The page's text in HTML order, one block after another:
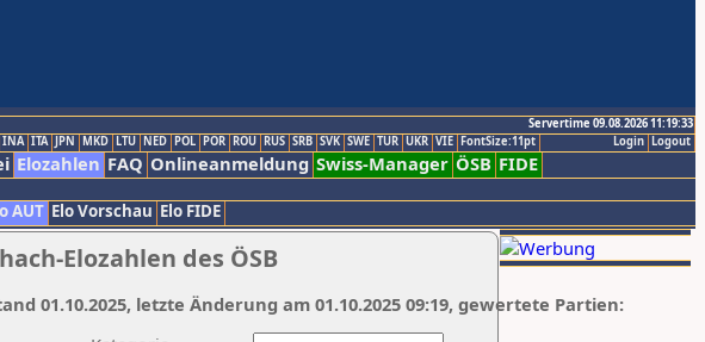
Servertime 09.08.2026 11:19:33
Logout
Login
INA ITA JPN MKD LTU NED POL POR ROU RUS SRB SVK SWE TUR UKR VIE FontSize:11pt
Elozahlen FAQ Onlineanmeldung Swiss-Manager ÖSB FIDE
AUT Elo Vorschau Elo FIDE
Elozahlen des ÖSB
01.10.2025, letzte Änderung am 01.10.2025 09:19, gewertete Partien: